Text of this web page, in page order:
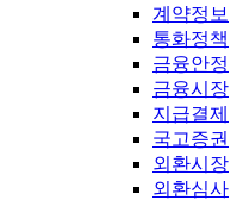
계약정보
통화정책
금융안정
금융시장
지급결제
국고증권
외환시장
외환심사